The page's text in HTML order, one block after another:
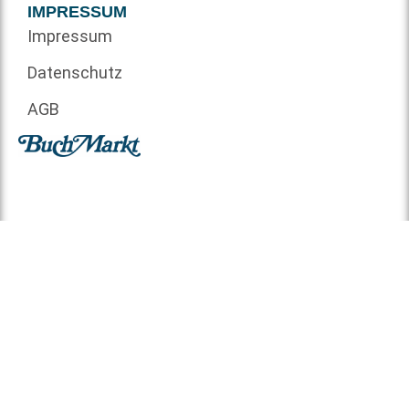
IMPRESSUM
Impressum
Datenschutz
AGB